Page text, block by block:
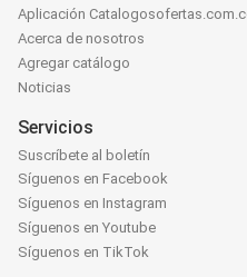
Aplicación
Acerca de nosotros
Agregar catálogo
Noticias
Servicios
Suscríbete al boletín
Síguenos en Facebook
Síguenos en Instagram
Síguenos en Youtube
Síguenos en TikTok